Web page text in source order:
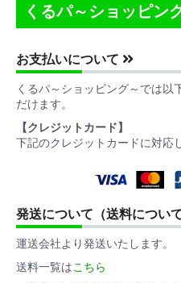
くるパ～ショッピン
お支払いについて
くるパ～ショッピング～では以
だけます。
【クレジットカード】
下記のクレジットカードに対応
発送について（送料につい
運送会社より発送いたします。
送料一覧はこちら